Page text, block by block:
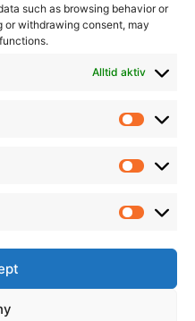
such as browsing behavior or
or withdrawing consent, may
Alltid aktiv